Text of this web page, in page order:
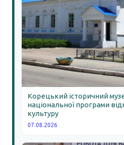
Корецький історичний
національної програми
культуру
07.08.2026